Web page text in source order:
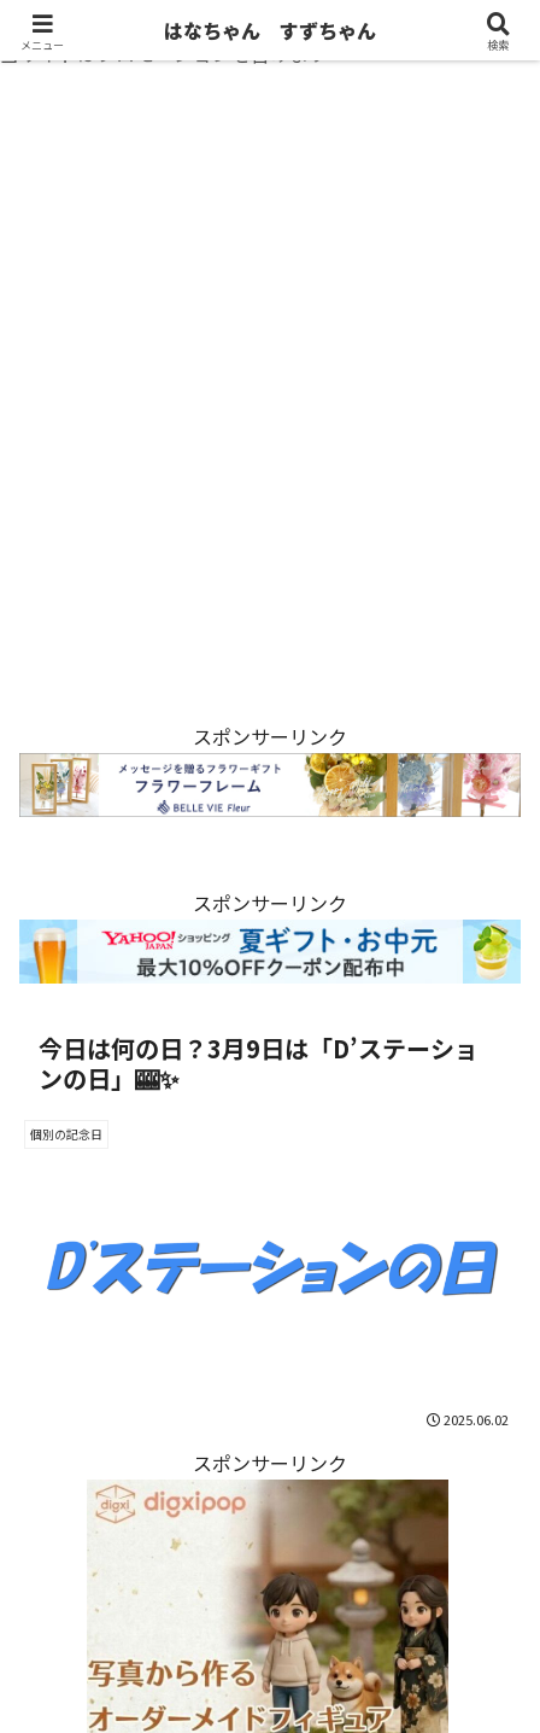
当サイトはプロモーションを含みます
スポンサーリンク
スポンサーリンク
今日は何の日？3月9日は「D’ステーショ
ンの日」🎰✨
個別の記念日
2025.06.02
スポンサーリンク
メニュー
はなちゃん すずちゃん
検索